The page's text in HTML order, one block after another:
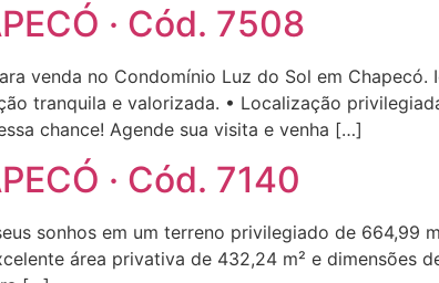
· Cód. 7508
venda no Condomínio Luz do Sol em
tranquila e valorizada. • Localização
chance! Agende sua visita e venha […]
· Cód. 7140
sonhos em um terreno privilegiado de 664,99
área privativa de 432,24 m² e dimensões